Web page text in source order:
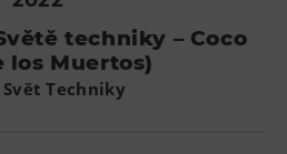
techniky – Coco
los Muertos)
Techniky